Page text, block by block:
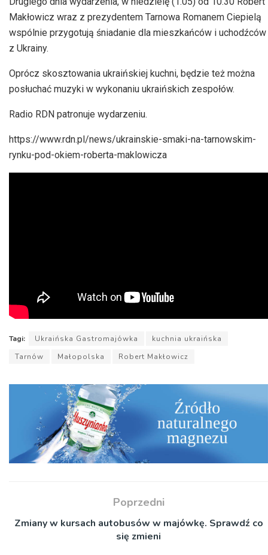
Makłowicz wraz z prezydentem Tarnowa Romanem Ciepielą
wspólnie przygotują śniadanie dla mieszkańców i uchodźców
z Ukrainy.
Oprócz skosztowania ukraińskiej kuchni, będzie też można
posłuchać muzyki w wykonaniu ukraińskich zespołów.
Radio RDN patronuje wydarzeniu.
https://www.rdn.pl/news/ukrainskie-smaki-na-tarnowskim-
rynku-pod-okiem-roberta-maklowicza
Tagi: Ukraińska Gastromajówka
kuchnia ukraińska
Tarnów
Małopolska Robert Makłowicz
Poprzedni
Zmiany w kursach autobusów w majówkę. Sprawdź co
się zmieni